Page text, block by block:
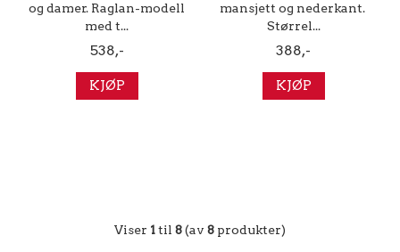
og damer. Raglan-modell
med t...
538,-
KJØP
mansjett og nederkant.
Størrel...
388,-
KJØP
Viser 1til 8(av 8 produkter)